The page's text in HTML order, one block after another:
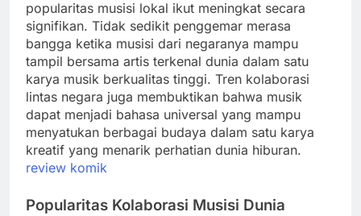
popularitas musisi lokal ikut meningkat secara
signifikan. Tidak sedikit penggemar merasa
bangga ketika musisi dari negaranya mampu
tampil bersama artis terkenal dunia dalam satu
karya musik berkualitas tinggi. Tren kolaborasi
lintas negara juga membuktikan bahwa musik
dapat menjadi bahasa universal yang mampu
menyatukan berbagai budaya dalam satu karya
kreatif yang menarik perhatian dunia hiburan.
review komik
Popularitas Kolaborasi Musisi Dunia